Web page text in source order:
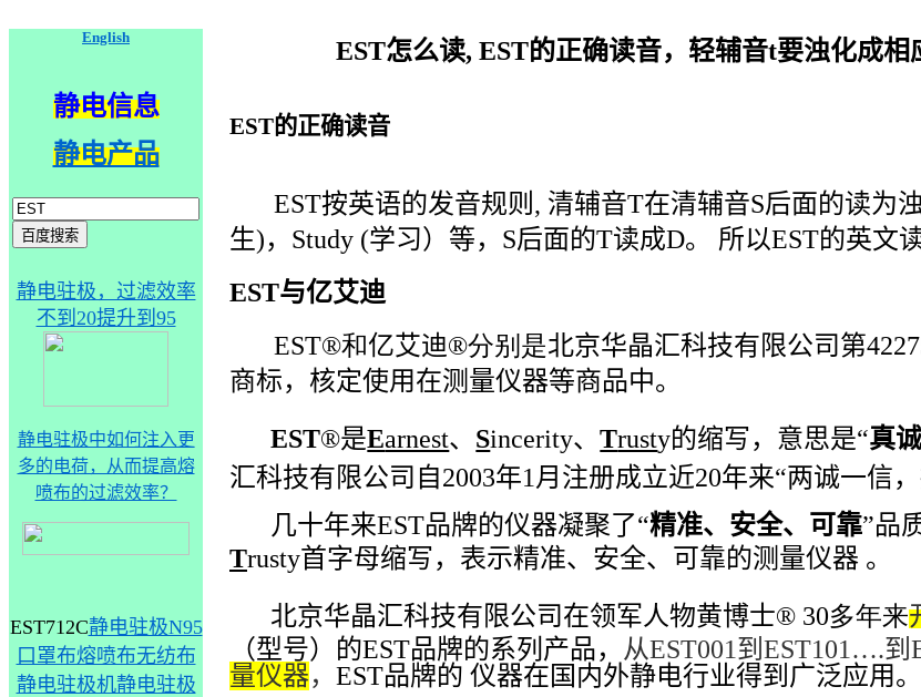
English
静电信息
静电产品
静电驻极，过滤效率
不到20提升到95
静电驻极中如何注入更
多的电荷，从而提高熔
喷布的过滤效率？
EST712C静电驻极N95
口罩布熔喷布无纺布
静电驻极机静电驻极
EST怎么读, EST的正确读音，轻辅音t要浊化成
EST的正确读音
EST按英语的发音规则 , 清辅音T在清辅音S后面的读为
生)， Study (学习）等， S后面的T读成D。 所以EST的英文
EST与亿艾迪
EST®和亿艾迪®分别是北京华晶汇科技有限公司第
商标，核定使用在测量仪器等商品中。
EST®是Earnest、 Sincerity、Trusty的缩写，意思是“真
汇科技有限公司自2003年1 月注册成立近20年来“两诚一信
几十年来EST品牌的仪器凝聚了“精准、安全、可靠”品
Trusty首字母缩写，表示精准、安全、可靠的测量仪器 。
北京华晶汇科技有限公司在领军人物黄博士® 30多年来
（型号）的EST品牌的系列产品， 从EST001到 EST101….到
量仪器， EST品牌的 仪器在国内外静电行业得到广泛应用。